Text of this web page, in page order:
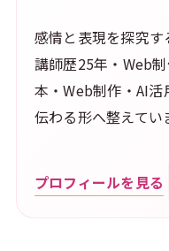
感情と表現を探究す
講師歴25年・Web
本・Web制作・AI
伝わる形へ整えてい
プロフィールを見る